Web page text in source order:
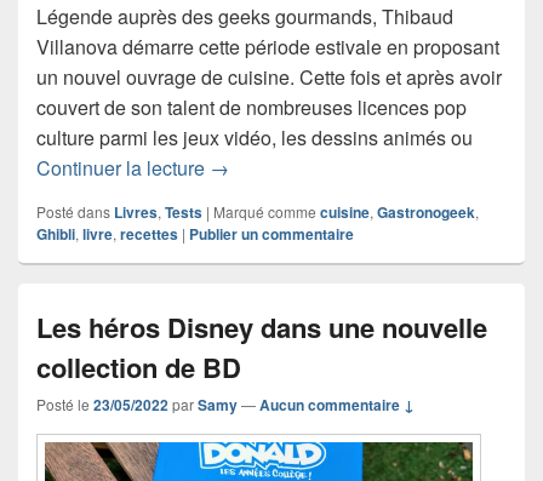
Légende auprès des geeks gourmands, Thibaud
Villanova démarre cette période estivale en proposant
un nouvel ouvrage de cuisine. Cette fois et après avoir
couvert de son talent de nombreuses licences pop
culture parmi les jeux vidéo, les dessins animés ou
Continuer la lecture Gastronogeek s’attaque à La Cuisine
→
Posté dans Livres, Tests | Marqué comme cuisine, Gastronogeek,
Ghibli, livre, recettes | Publier un commentaire
Les héros Disney dans une nouvelle
collection de BD
Posté le 23/05/2022parSamy—Aucun commentaire ↓